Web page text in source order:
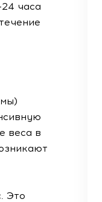
часа
веса в
Это